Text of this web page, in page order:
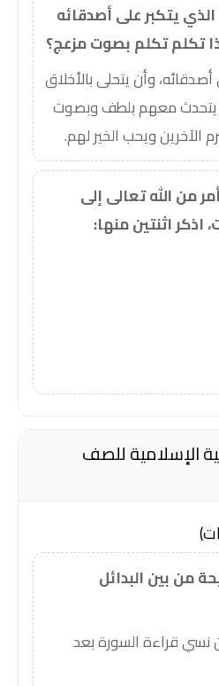
يتكبر على أصدقائه
تكلم تكلم بصوت مزعج؟
وأن يتحلى بالأخلاق
يتحدث معهم بلطف وبصوت
الآخرين ويحب الخير لهم.
من الله تعالى إلى
اذكر اثنتين منها:
الإسلامية للصف
من بين البدائل
قراءة السورة بعد